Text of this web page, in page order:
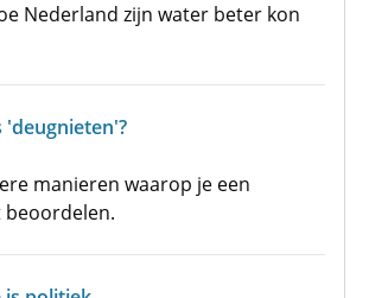
Nederland zijn water beter kon
manieren waarop je een